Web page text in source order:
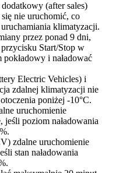
(after sales)
nie uruchomić, co
klimatyzacji.
przez ponad 9 dni,
Start/Stop w
i naładować
Electric Vehicles) i
zdalnej klimatyzacji nie
poniżej -10°C.
uruchomienie
poziom naładowania
zdalne uruchomienie
stan naładowania